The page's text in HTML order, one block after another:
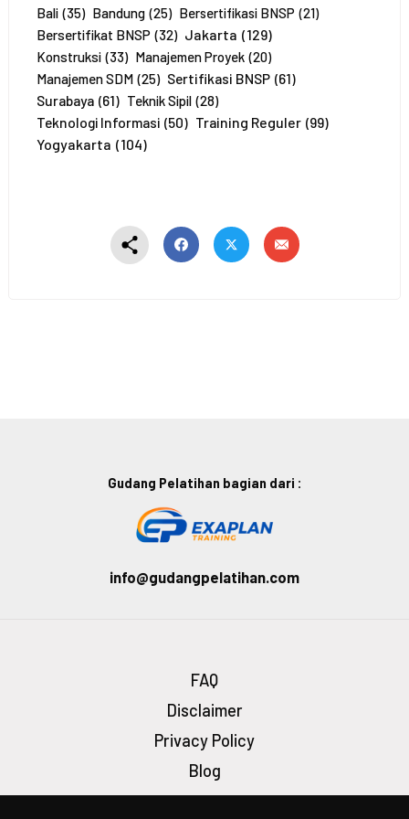
e
r
t
a
*
Bali (35) Bandung (25) Bersertifikasi BNSP (21)
Bersertifikat BNSP (32) Jakarta (129)
Konstruksi (33) Manajemen Proyek (20)
Manajemen SDM (25) Sertifikasi BNSP (61)
Surabaya (61) Teknik Sipil (28)
Teknologi Informasi (50) Training Reguler (99)
Yogyakarta (104)
Gudang Pelatihan bagian dari :
info@gudangpelatihan.com
FAQ
Disclaimer
Privacy Policy
Blog